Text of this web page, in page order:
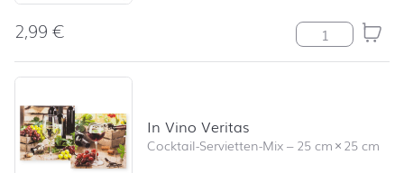
2,99€ Mr&Mrs Menge
In Vino Veritas
Cocktail-Servietten-Mix–25 cm×25 cm